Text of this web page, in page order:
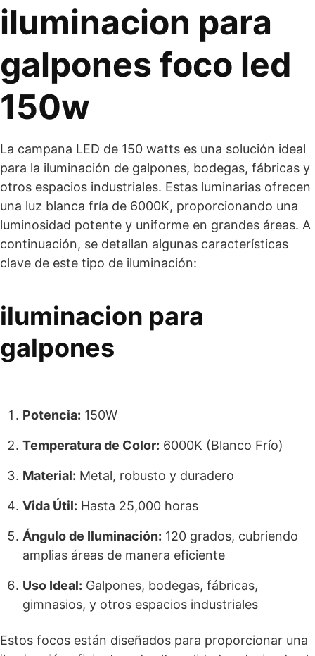
iluminacion para
galpones foco led
150w
La campana LED de 150 watts es una solución ideal
para la iluminación de galpones, bodegas, fábricas y
otros espacios industriales. Estas luminarias ofrecen
una luz blanca fría de 6000K, proporcionando una
luminosidad potente y uniforme en grandes áreas. A
continuación, se detallan algunas características
clave de este tipo de iluminación:
iluminacion para
galpones
Potencia: 150W
Temperatura de Color: 6000K (Blanco Frío)
Material: Metal, robusto y duradero
Vida Útil: Hasta 25,000 horas
Ángulo de Iluminación: 120 grados, cubriendo
amplias áreas de manera eficiente
Uso Ideal: Galpones, bodegas, fábricas,
gimnasios, y otros espacios industriales
Estos focos están diseñados para proporcionar una